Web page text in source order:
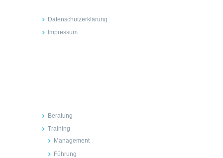
Datenschutzerklärung
Impressum
Beratung
Training
Management
Führung